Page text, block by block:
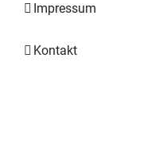
Impressum
Kontakt